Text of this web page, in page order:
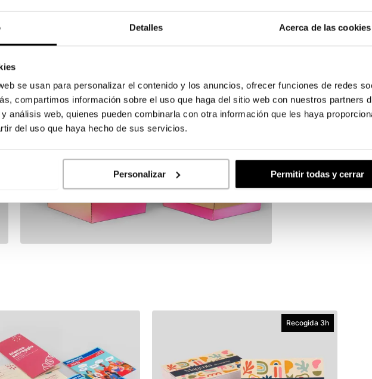
Detalles Acerca de las cookies
se usan para personalizar el contenido y los anuncios, ofrecer funciones de redes
compartimos información sobre el uso que haga del sitio web con nuestros partners
análisis web, quienes pueden combinarla con otra información que les haya
del uso que haya hecho de sus servicios.
Personalizar Permitir todas y cerrar
10
Recogida 3h